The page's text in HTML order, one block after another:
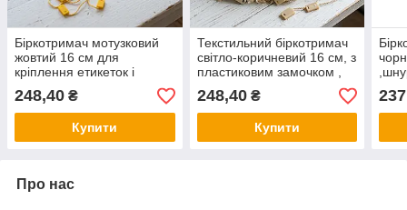
Біркотримач мотузковий
жовтий 16 см для
кріплення етикеток і
цінників, текстильний
тримач-пломба 1000 шт
248,40 ₴
Купити
Текстильний біркотримач
світло-коричневий 16 см, з
пластиковим замочком ,
одноразова пломба-
шнурок 1000 шт
248,40₴
Купити
та
Про нас